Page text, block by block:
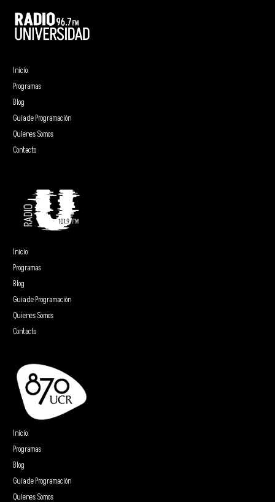
Inicio
Programas
Blog
Guía de Programación
Quienes Somos
Contacto
Inicio
Programas
Blog
Guía de Programación
Quienes Somos
Contacto
Inicio
Programas
Blog
Guía de Programación
Quienes Somos